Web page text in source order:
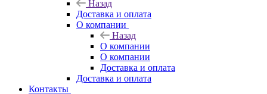
Назад
Доставка и оплата
О компании
Назад
О компании
О компании
Доставка и оплата
Доставка и оплата
Контакты